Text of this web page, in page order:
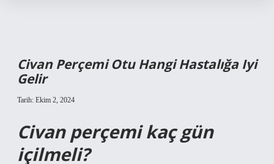
Civan Perçemi Otu Hangi Hastalığa Iyi
Gelir
Tarih: Ekim 2, 2024
Civan perçemi kaç gün
içilmeli?